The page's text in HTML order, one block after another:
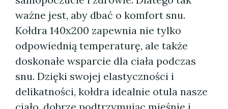
ważne jest, aby dbać o komfort snu.
Kołdra 140x200 zapewnia nie tylko
odpowiednią temperaturę, ale także
doskonałe wsparcie dla ciała podczas
snu. Dzięki swojej elastyczności i
delikatności, kołdra idealnie otula nasze